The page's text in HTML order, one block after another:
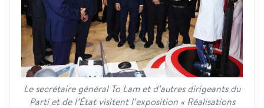
Le secrétaire général To Lam et d’autres dirigeants du
Parti et de l’État visitent l’exposition « Réalisations